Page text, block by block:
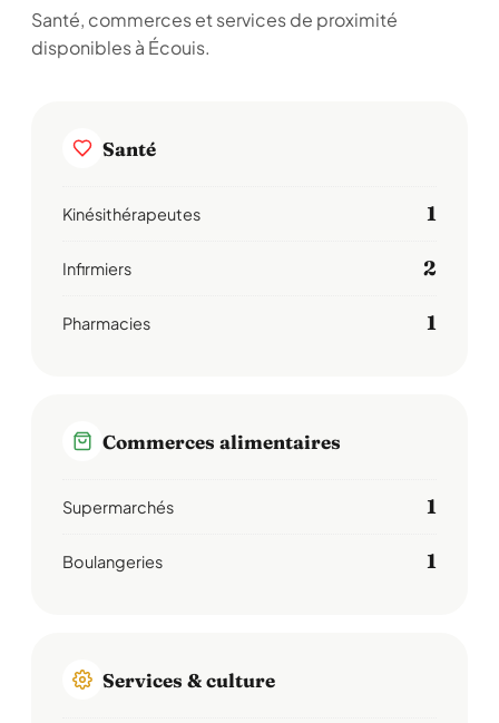
Santé, commerces et services de proximité
disponibles à Écouis.
Santé
Kinésithérapeutes 1
Infirmiers 2
Pharmacies 1
Commerces alimentaires
Supermarchés 1
Boulangeries 1
Services & culture